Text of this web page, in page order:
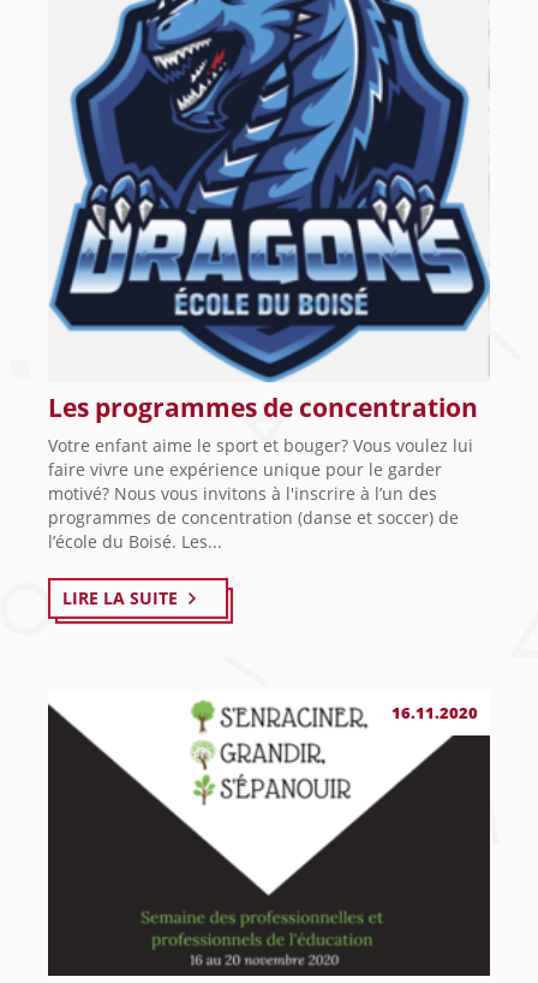
Les programmes de concentration
Votre enfant aime le sport et bouger? Vous voulez lui
faire vivre une expérience unique pour le garder
motivé? Nous vous invitons à l'inscrire à l’un des
programmes de concentration (danse et soccer) de
l’école du Boisé. Les...
LIRE LA SUITE
16.11.2020